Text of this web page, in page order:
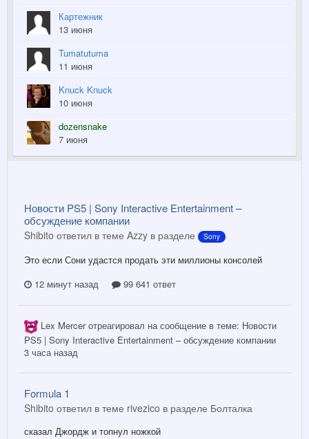
Картежник
13 июня
Tumatutuma
11 июня
Knuck Knuck
10 июня
dozensnake
7 июня
Новости PS5 | Sony Interactive Entertainment –
обсуждение компании
Shibito ответил в теме Azzy в разделе Sony
Это если Сони удастся продать эти миллионы консолей
12 минут назад
99 641 ответ
Lex Mercerотреагировал на сообщение в теме: Новости
PS5 | Sony Interactive Entertainment – обсуждение компании
3 часа назад
Formula 1
Shibito ответил в теме rivezico в разделе Болталка
сказал Джордж и топнул ножкой